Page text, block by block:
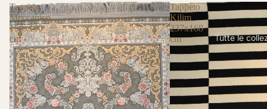
Tutte le
Tappeto
Meccanico
150x100
cm
Tappeto
Kilim
237x168
cm